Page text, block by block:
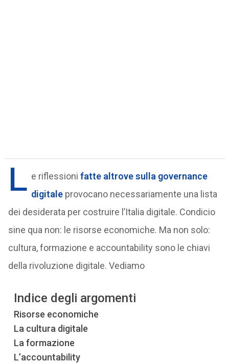
L e riflessioni fatte altrove sulla governance
digitaleprovocano necessariamente una lista
dei desiderata per costruire l’Italia digitale. Condicio
sine qua non: le risorse economiche. Ma non solo:
cultura, formazione e accountability sono le chiavi
della rivoluzione digitale. Vediamo
Indice degli argomenti
Risorse economiche
La cultura digitale
La formazione
L’accountability